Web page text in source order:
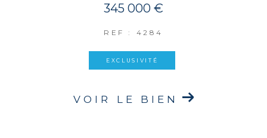
345 000 €
REF : 4284
EXCLUSIVITÉ
VOIR LE BIEN